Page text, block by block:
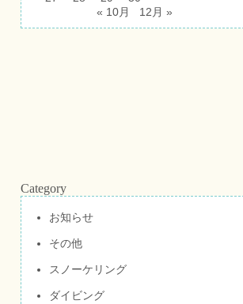
« 10月
12月 »
Category
お知らせ
その他
スノーケリング
ダイビング